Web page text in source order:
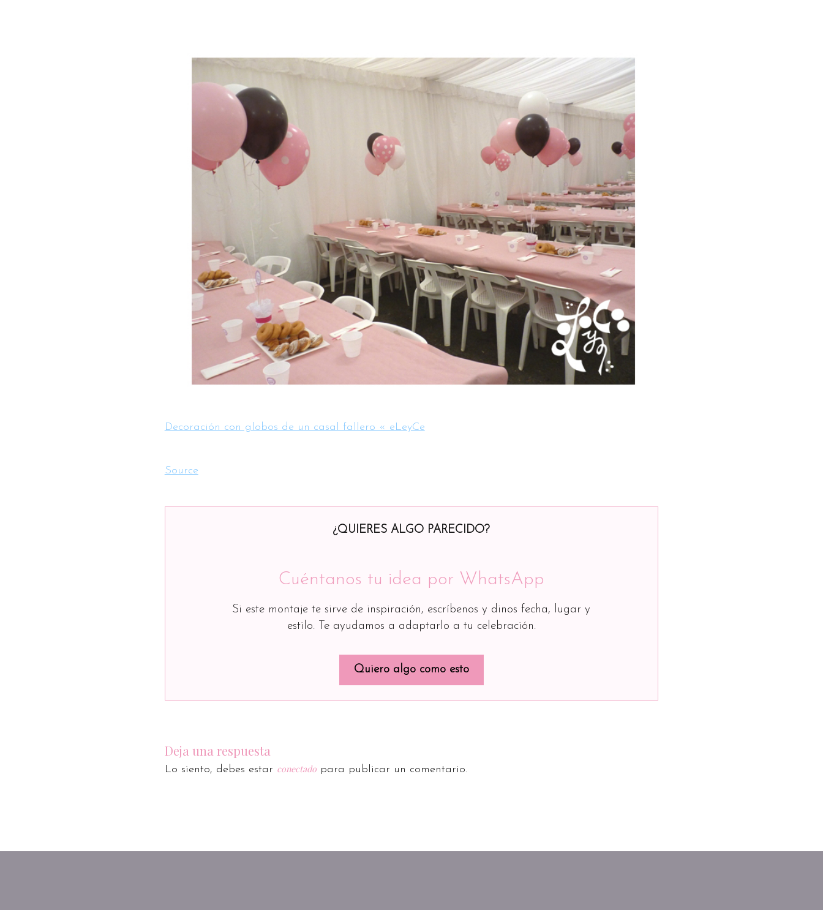
Decoración con globos de un casal fallero « eLeyCe
Source
¿QUIERES ALGO PARECIDO?
Cuéntanos tu idea por WhatsApp
Si este montaje te sirve de inspiración, escríbenos y dinos fecha, lugar y
estilo. Te ayudamos a adaptarlo a tu celebración.
Quiero algo como esto
Deja una respuesta
Lo siento, debes estar conectadopara publicar un comentario.